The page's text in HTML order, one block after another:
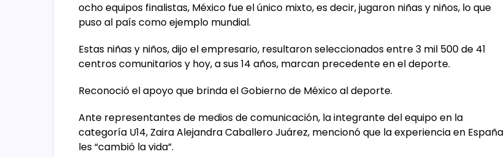
ocho equipos finalistas, México fue el único mixto, es decir, jugaron niñas y niños, lo que
puso al país como ejemplo mundial.
Estas niñas y niños, dijo el empresario, resultaron seleccionados entre 3 mil 500 de 41
centros comunitarios y hoy, a sus 14 años, marcan precedente en el deporte.
Reconoció el apoyo que brinda el Gobierno de México al deporte.
Ante representantes de medios de comunicación, la integrante del equipo en la
categoría U14, Zaira Alejandra Caballero Juárez, mencionó que la experiencia en España
les “cambió la vida”.